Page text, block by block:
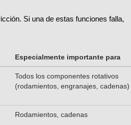
Si una de estas funciones falla,
Especialmente importante para
Todos los componentes rotativos
(rodamientos, engranajes, cadenas)
Rodamientos, cadenas